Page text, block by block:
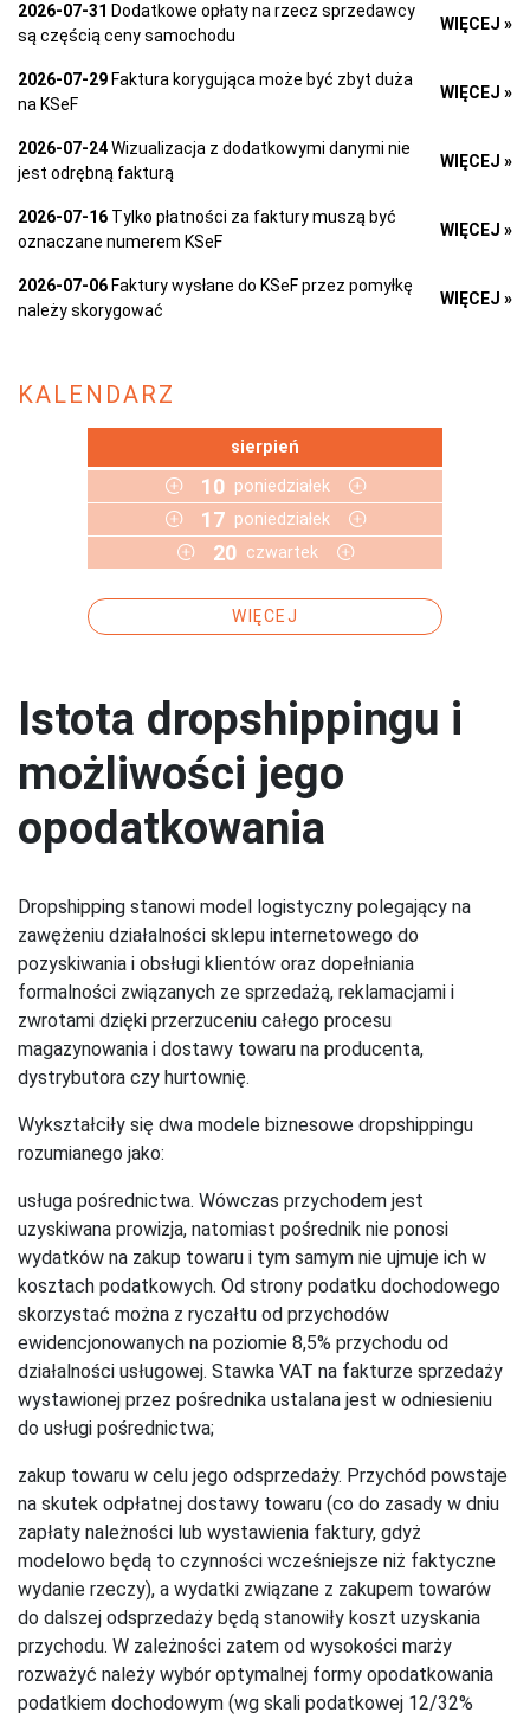
2026-07-31 Dodatkowe opłaty na rzecz sprzedawcy
są częścią ceny samochodu
WIĘCEJ »
2026-07-29 Faktura korygująca może być zbyt duża
na KSeF
WIĘCEJ »
2026-07-24Wizualizacja z dodatkowymi danymi nie
jest odrębną fakturą
WIĘCEJ »
2026-07-16 Tylko płatności za faktury muszą być
oznaczane numerem KSeF
WIĘCEJ »
2026-07-06 Faktury wysłane do KSeF przez pomyłkę
należy skorygować
WIĘCEJ »
KALENDARZ
sierpień
10 poniedziałek
17 poniedziałek
20 czwartek
WIĘCEJ
Istota dropshippingu i
możliwości jego
opodatkowania
Dropshipping stanowi model logistyczny polegający na
zawężeniu działalności sklepu internetowego do
pozyskiwania i obsługi klientów oraz dopełniania
formalności związanych ze sprzedażą, reklamacjami i
zwrotami dzięki przerzuceniu całego procesu
magazynowania i dostawy towaru na producenta,
dystrybutora czy hurtownię.
Wykształciły się dwa modele biznesowe dropshippingu
rozumianego jako:
usługa pośrednictwa. Wówczas przychodem jest
uzyskiwana prowizja, natomiast pośrednik nie ponosi
wydatków na zakup towaru i tym samym nie ujmuje ich w
kosztach podatkowych. Od strony podatku dochodowego
skorzystać można z ryczałtu od przychodów
ewidencjonowanych na poziomie 8,5% przychodu od
działalności usługowej. Stawka VAT na fakturze sprzedaży
wystawionej przez pośrednika ustalana jest w odniesieniu
do usługi pośrednictwa;
zakup towaru w celu jego odsprzedaży. Przychód powstaje
na skutek odpłatnej dostawy towaru (co do zasady w dniu
zapłaty należności lub wystawienia faktury, gdyż
modelowo będą to czynności wcześniejsze niż faktyczne
wydanie rzeczy), a wydatki związane z zakupem towarów
do dalszej odsprzedaży będą stanowiły koszt uzyskania
przychodu. W zależności zatem od wysokości marży
rozważyć należy wybór optymalnej formy opodatkowania
podatkiem dochodowym (wg skali podatkowej 12/32%